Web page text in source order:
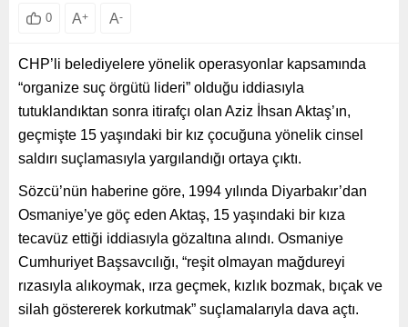
0 A+ A-
CHP’li belediyelere yönelik operasyonlar kapsamında
“organize suç örgütü lideri” olduğu iddiasıyla
tutuklandıktan sonra itirafçı olan Aziz İhsan Aktaş’ın,
geçmişte 15 yaşındaki bir kız çocuğuna yönelik cinsel
saldırı suçlamasıyla yargılandığı ortaya çıktı.
Sözcü’nün haberine göre, 1994 yılında Diyarbakır’dan
Osmaniye’ye göç eden Aktaş, 15 yaşındaki bir kıza
tecavüz ettiği iddiasıyla gözaltına alındı. Osmaniye
Cumhuriyet Başsavcılığı, “reşit olmayan mağdureyi
rızasıyla alıkoymak, ırza geçmek, kızlık bozmak, bıçak ve
silah göstererek korkutmak” suçlamalarıyla dava açtı.